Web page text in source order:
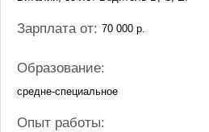
Зарплата от: 70 000 р.
Образование:
средне-специальное
Опыт работы: